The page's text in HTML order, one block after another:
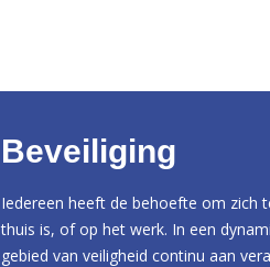
Beveiliging
Iedereen heeft de behoefte om zich
thuis is, of op het werk. In een
gebied van veiligheid continu aan